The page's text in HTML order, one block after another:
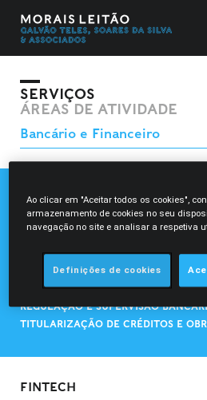
SERVIÇOS
ÁREAS DE ATIVIDADE
DERIVADOS
DIREITO FINANCEIRO ISLÂMICO
FINTECH
FUNDOS DE INVESTIMENTO
PROJECT FINANCE
REGULAÇÃO E SUPERVISÃO
TITULARIZAÇÃO DE CRÉDITOS E
FINTECH
Ao clicar em "Aceitar todos os cookies",
armazenamento de cookies no seu
navegação no site e analisar a respetiva
Definições de cookies